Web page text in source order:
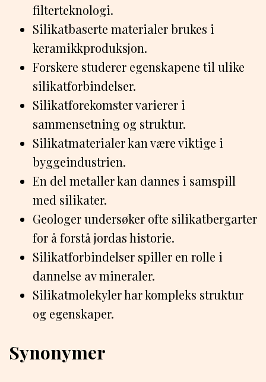
filterteknologi.
Silikatbaserte materialer brukes i
keramikkproduksjon.
Forskere studerer egenskapene til ulike
silikatforbindelser.
Silikatforekomster varierer i
sammensetning og struktur.
Silikatmaterialer kan være viktige i
byggeindustrien.
En del metaller kan dannes i samspill
med silikater.
Geologer undersøker ofte silikatbergarter
for å forstå jordas historie.
Silikatforbindelser spiller en rolle i
dannelse av mineraler.
Silikatmolekyler har kompleks struktur
og egenskaper.
Synonymer